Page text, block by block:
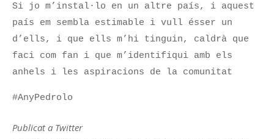
Si jo m’instal·lo en un altre país, i aquest
país em sembla estimable i vull ésser un
d’ells, i que ells m’hi tinguin, caldrà que
faci com fan i que m’identifiqui amb els
anhels i les aspiracions de la comunitat
#AnyPedrolo
Publicat a Twitter